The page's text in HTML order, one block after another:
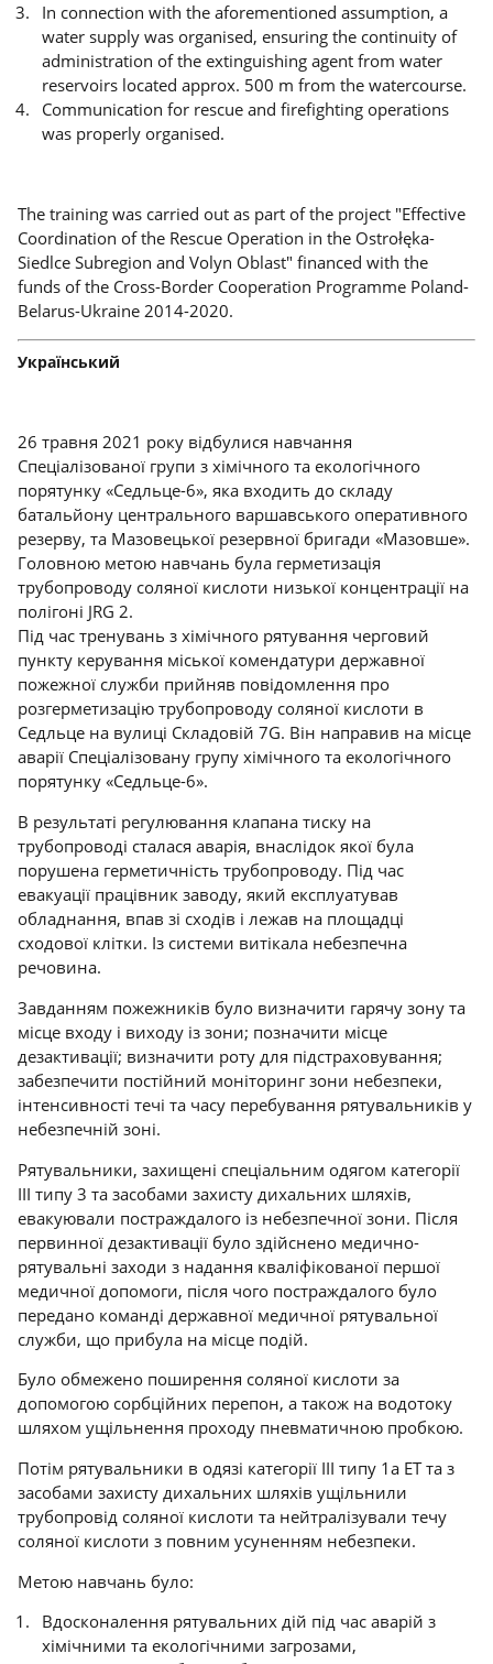
In connection with the aforementioned assumption, a
water supply was organised, ensuring the continuity of
administration of the extinguishing agent from water
reservoirs located approx. 500 m from the watercourse.
Communication for rescue and firefighting operations
was properly organised.
The training was carried out as part of the project "Effective
Coordination of the Rescue Operation in the Ostrołęka-
Siedlce Subregion and Volyn Oblast" financed with the
funds of the Cross-Border Cooperation Programme Poland-
Belarus-Ukraine 2014-2020.
Український
26 травня 2021 року відбулися навчання
Спеціалізованої групи з хімічного та екологічного
порятунку «Седльце-6», яка входить до складу
батальйону центрального варшавського оперативного
резерву, та Мазовецької резервної бригади «Мазовше».
Головною метою навчань була герметизація
трубопроводу соляної кислоти низької концентрації на
полігоні JRG 2.
Під час тренувань з хімічного рятування черговий
пункту керування міської комендатури державної
пожежної служби прийняв повідомлення про
розгерметизацію трубопроводу соляної кислоти в
Седльце на вулиці Складовій 7G. Він направив на місце
аварії Спеціалізовану групу хімічного та екологічного
порятунку «Седльце-6».
В результаті регулювання клапана тиску на
трубопроводі сталася аварія, внаслідок якої була
порушена герметичність трубопроводу. Під час
евакуації працівник заводу, який експлуатував
обладнання, впав зі сходів і лежав на площадці
сходової клітки. Із системи витікала небезпечна
речовина.
Завданням пожежників було визначити гарячу зону та
місце входу і виходу із зони; позначити місце
дезактивації; визначити роту для підстраховування;
забезпечити постійний моніторинг зони небезпеки,
інтенсивності течі та часу перебування рятувальників у
небезпечній зоні.
Рятувальники, захищені спеціальним одягом категорії
III типу 3 та засобами захисту дихальних шляхів,
евакуювали постраждалого із небезпечної зони. Після
первинної дезактивації було здійснено медично-
рятувальні заходи з надання кваліфікованої першої
медичної допомоги, після чого постраждалого було
передано команді державної медичної рятувальної
служби, що прибула на місце подій.
Було обмежено поширення соляної кислоти за
допомогою сорбційних перепон, а також на водотоку
шляхом ущільнення проходу пневматичною пробкою.
Потім рятувальники в одязі категорії III типу 1a ET та з
засобами захисту дихальних шляхів ущільнили
трубопровід соляної кислоти та нейтралізували течу
соляної кислоти з повним усуненням небезпеки.
Метою навчань було:
Вдосконалення рятувальних дій під час аварій з
хімічними та екологічними загрозами,